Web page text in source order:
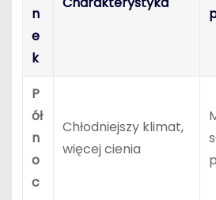
n
e
k
P
ół
n
o
c
Chłodniejszy klimat,
więcej cienia